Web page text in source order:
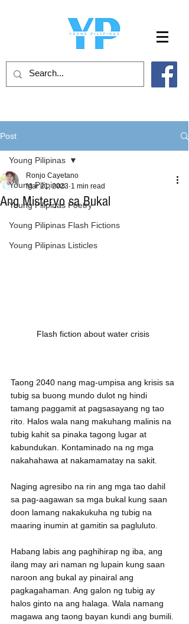
Post
Young Pilipinas
Young Pilipinas Poetry
Young Pilipinas Flash Fictions
Young Pilipinas Listicles
Young Pilipinas
Ang Misteryo sa Bukal
Ronjo Cayetano
Mar 21, 2023 1 min read
Flash fiction about water crisis
Taong 2040 nang mag-umpisa ang krisis sa
tubig sa buong mundo dulot ng hindi
tamang paggamit at pagsasayang ng tao
rito. Halos wala nang makuhang malinis na
tubig kahit sa pinaka tagong lugar at
kabundukan. Kontaminado na ng mga
nakahahawa at nakamamatay na sakit.
Naging agresibo na rin ang mga tao dahil
sa pag-aagawan sa mga bukal kung saan
doon lamang nakakukuha ng tubig na
maaring inumin at gamitin sa pagluluto.
Habang labis ang paghihirap ng iba, ang
ilang may ari naman ng lupain kung saan
naroon ang bukal ay pinairal ang
pagkagahaman. Ang galon ng tubig ay
halos ginto na ang halaga. Wala namang
magawa ang taong bayan kundi ang bumili.